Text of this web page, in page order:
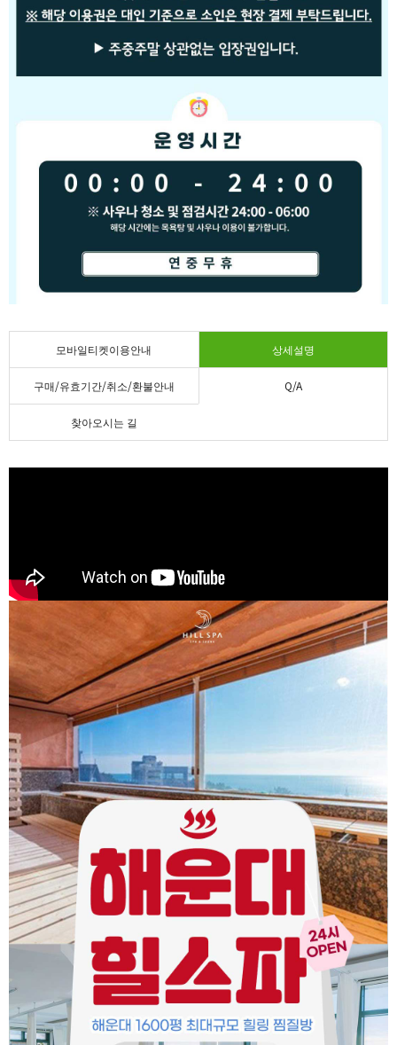
모바일티켓이용안내 상세설명
구매/유효기간/취소/환불안내 Q/A
찾아오시는 길